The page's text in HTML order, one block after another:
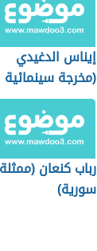
إيناس الدغيدي
(مخرجة سينمائية
مصرية)
رباب كنعان (ممثلة
سورية)